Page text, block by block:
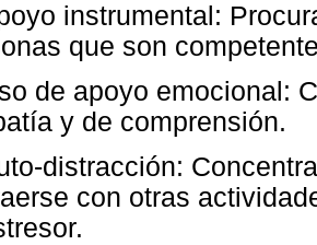
instrumental:
que son
de apoyo emocional:
y de comprensión.
distracción:
con otras